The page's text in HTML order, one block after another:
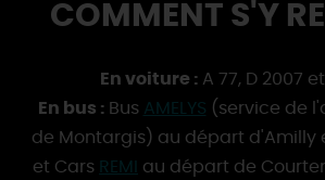
COMMENT S'Y
En voiture : A 77, D 2007
En bus : Bus AMELYS (service de
de Montargis) au départ d'Amilly
et Cars REMI
au départ de